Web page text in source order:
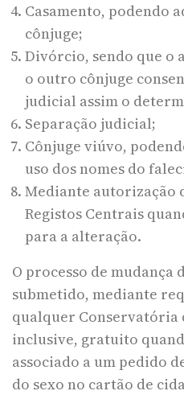
Casamento, podendo
cônjuge;
Divórcio, sendo que o
o outro cônjuge
judicial assim o
Separação judicial;
Cônjuge viúvo,
uso dos nomes do
Mediante autorização
Registos Centrais
para a alteração.
O processo de mudança
submetido, mediante
qualquer Conservatória
inclusive, gratuito
associado a um pedido
do sexo no cartão de